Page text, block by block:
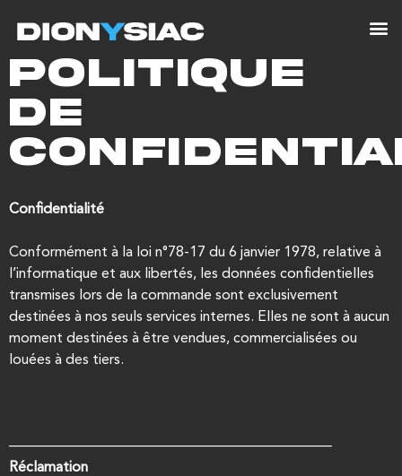
Politique
de
Confidentialité
Conformément à la loi n°78-17 du 6 janvier 1978, relative à
l’informatique et aux libertés, les données confidentielles
transmises lors de la commande sont exclusivement
destinées à nos seuls services internes. Elles ne sont à aucun
moment destinées à être vendues, commercialisées ou
louées à des tiers.
——————————————————————–
Réclamation